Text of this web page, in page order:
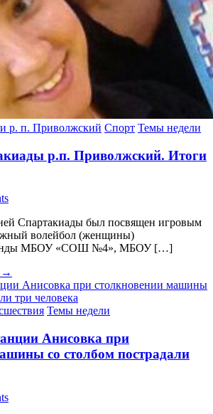
р. п. Приволжский Спорт Темы недели
р.п. Приволжский. Итоги
Спартакиады был посвящен игровым
волейбол (женщины)
МБОУ «СОШ №4», МБОУ […]
→
Темы недели
Анисовка при
со столбом пострадали